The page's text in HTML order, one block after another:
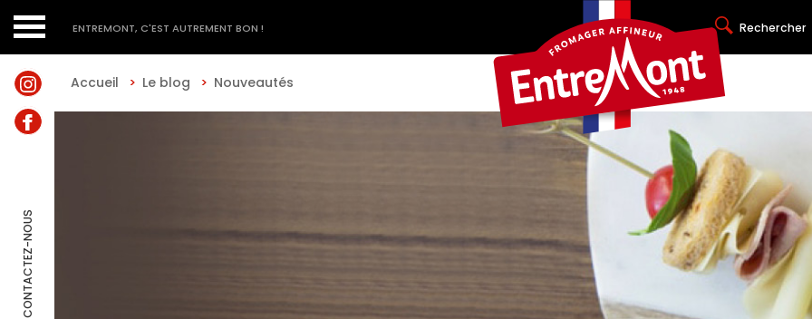
CONTACTEZ-NOUS
ENTREMONT, C'EST AUTREMENT BON ! Rechercher
Accueil > Le blog > Nouveautés